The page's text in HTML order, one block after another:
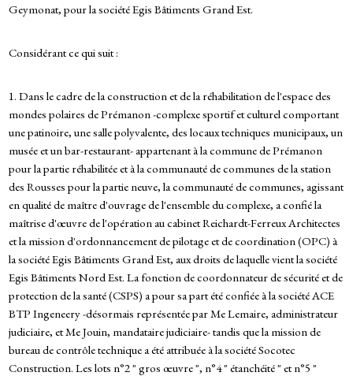
Geymonat, pour la société Egis Bâtiments Grand Est.
Considérant ce qui suit :
1. Dans le cadre de la construction et de la réhabilitation de l'espace des
mondes polaires de Prémanon -complexe sportif et culturel comportant
une patinoire, une salle polyvalente, des locaux techniques municipaux, un
musée et un bar-restaurant- appartenant à la commune de Prémanon
pour la partie réhabilitée et à la communauté de communes de la station
des Rousses pour la partie neuve, la communauté de communes, agissant
en qualité de maître d'ouvrage de l'ensemble du complexe, a confié la
maîtrise d'œuvre de l'opération au cabinet Reichardt-Ferreux Architectes
et la mission d'ordonnancement de pilotage et de coordination (OPC) à
la société Egis Bâtiments Grand Est, aux droits de laquelle vient la société
Egis Bâtiments Nord Est. La fonction de coordonnateur de sécurité et de
protection de la santé (CSPS) a pour sa part été confiée à la société ACE
BTP Ingeneery -désormais représentée par Me Lemaire, administrateur
judiciaire, et Me Jouin, mandataire judiciaire- tandis que la mission de
bureau de contrôle technique a été attribuée à la société Socotec
Construction. Les lots n°2 " gros œuvre ", n°4 " étanchéité " et n°5 "